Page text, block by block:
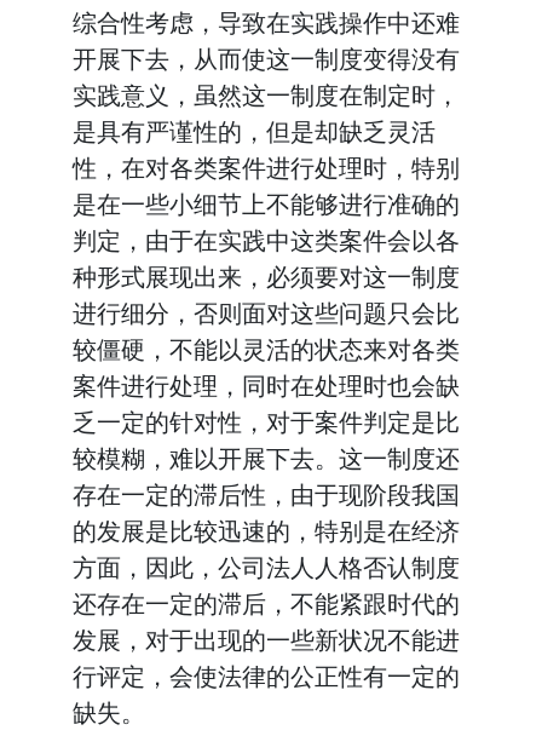
综合性考虑，导致在实践操作中还难
开展下去，从而使这一制度变得没有
实践意义，虽然这一制度在制定时，
是具有严谨性的，但是却缺乏灵活
性，在对各类案件进行处理时，特别
是在一些小细节上不能够进行准确的
判定，由于在实践中这类案件会以各
种形式展现出来，必须要对这一制度
进行细分，否则面对这些问题只会比
较僵硬，不能以灵活的状态来对各类
案件进行处理，同时在处理时也会缺
乏一定的针对性，对于案件判定是比
较模糊，难以开展下去。这一制度还
存在一定的滞后性，由于现阶段我国
的发展是比较迅速的，特别是在经济
方面，因此，公司法人人格否认制度
还存在一定的滞后，不能紧跟时代的
发展，对于出现的一些新状况不能进
行评定，会使法律的公正性有一定的
缺失。